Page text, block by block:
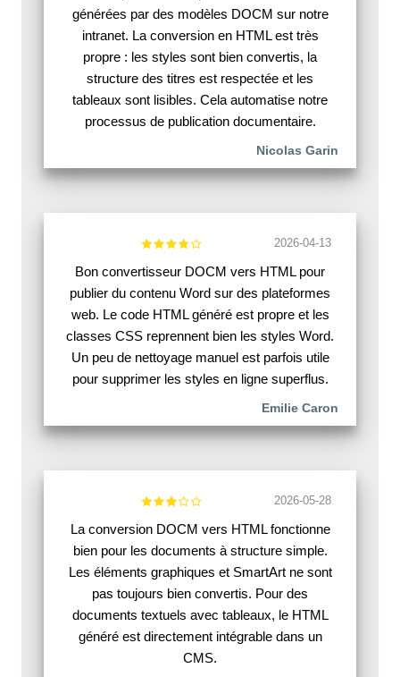
générées par des modèles DOCM sur notre
intranet. La conversion en HTML est très
propre : les styles sont bien convertis, la
structure des titres est respectée et les
tableaux sont lisibles. Cela automatise notre
processus de publication documentaire.
Nicolas Garin
2026-04-13
Bon convertisseur DOCM vers HTML pour
publier du contenu Word sur des plateformes
web. Le code HTML généré est propre et les
classes CSS reprennent bien les styles Word.
Un peu de nettoyage manuel est parfois utile
pour supprimer les styles en ligne superflus.
Emilie Caron
2026-05-28
La conversion DOCM vers HTML fonctionne
bien pour les documents à structure simple.
Les éléments graphiques et SmartArt ne sont
pas toujours bien convertis. Pour des
documents textuels avec tableaux, le HTML
généré est directement intégrable dans un
CMS.